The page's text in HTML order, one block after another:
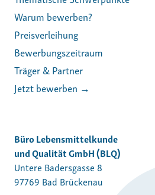
Warum bewerben?
Preisverleihung
Bewerbungszeitraum
Träger & Partner
Jetzt bewerben →
Büro Lebensmittelkunde
und Qualität GmbH (BLQ)
Untere Badersgasse 8
97769 Bad Brückenau